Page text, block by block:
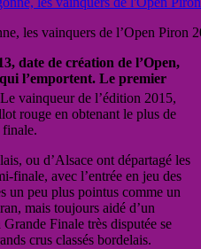
les vainquers de l’Open Piron
date de création de l’Open,
l’emportent. Le premier
Le vainqueur de l’édition 2015,
rouge en obtenant le plus de
finale.
ou d’Alsace ont départagé les
finale, avec l’entrée en jeu des
un peu plus pointus comme un
mais toujours aidé d’un
Finale très disputée se
crus classés bordelais.